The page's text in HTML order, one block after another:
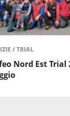
/TRIAL
Nord Est Trial